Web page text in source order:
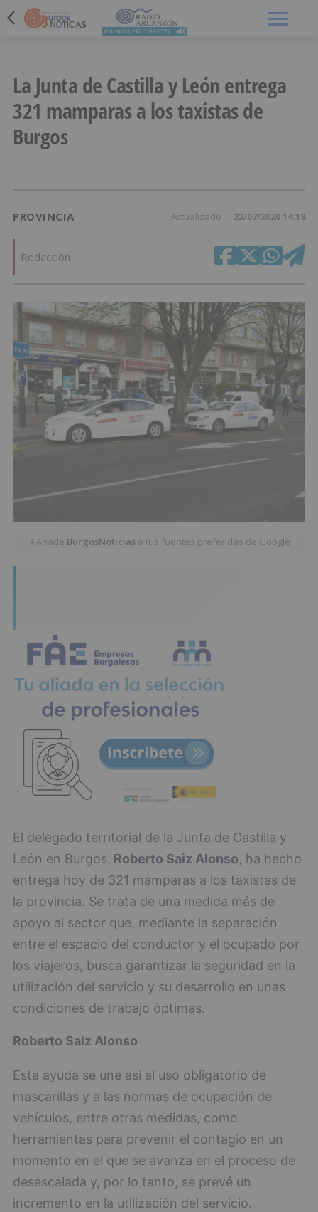
La Junta de Castilla y León entrega
321 mamparas a los taxistas de
Burgos
PROVINCIA Actualizado 22/07/2020 14:18
Redacción
★Añade BurgosNoticias a tus fuentes preferidas de Google
El delegado territorial de la Junta de Castilla y
León en Burgos, Roberto Saiz Alonso, ha hecho
entrega hoy de 321 mamparas a los taxistas de
la provincia. Se trata de una medida más de
apoyo al sector que, mediante la separación
entre el espacio del conductor y el ocupado por
los viajeros, busca garantizar la seguridad en la
utilización del servicio y su desarrollo en unas
condiciones de trabajo óptimas.
Roberto Saiz Alonso
Esta ayuda se une así al uso obligatorio de
mascarillas y a las normas de ocupación de
vehículos, entre otras medidas, como
herramientas para prevenir el contagio en un
momento en el que se avanza en el proceso de
desescalada y, por lo tanto, se prevé un
incremento en la utilización del servicio.